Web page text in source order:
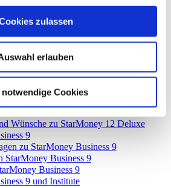
zulassen
erlauben
notwendige Cookies
zu StarMoney 12 Basic
12 Basic
und Institute
Wünsche zu StarMoney 12 Basic
zu StarMoney 12 Deluxe
StarMoney 12 Deluxe
12 Deluxe
Wünsche zu StarMoney 12 Deluxe
9
zu StarMoney Business 9
Business 9
Business 9
9 und Institute